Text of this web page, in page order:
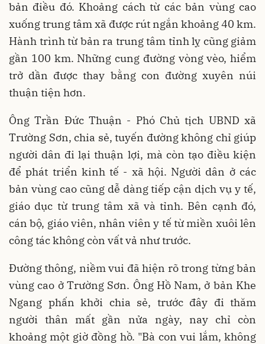
bản điều đó. Khoảng cách từ các bản vùng cao
xuống trung tâm xã được rút ngắn khoảng 40 km.
Hành trình từ bản ra trung tâm tỉnh lỵ cũng giảm
gần 100 km. Những cung đường vòng vèo, hiểm
trở dần được thay bằng con đường xuyên núi
thuận tiện hơn.
Ông Trần Đức Thuận - Phó Chủ tịch UBND xã
Trường Sơn, chia sẻ, tuyến đường không chỉ giúp
người dân đi lại thuận lợi, mà còn tạo điều kiện
để phát triển kinh tế - xã hội. Người dân ở các
bản vùng cao cũng dễ dàng tiếp cận dịch vụ y tế,
giáo dục từ trung tâm xã và tỉnh. Bên cạnh đó,
cán bộ, giáo viên, nhân viên y tế từ miền xuôi lên
công tác không còn vất vả như trước.
Đường thông, niềm vui đã hiện rõ trong từng bản
vùng cao ở Trường Sơn. Ông Hồ Nam, ở bản Khe
Ngang phấn khởi chia sẻ, trước đây đi thăm
người thân mất gần nửa ngày, nay chỉ còn
khoảng một giờ đồng hồ. "Bà con vui lắm, không